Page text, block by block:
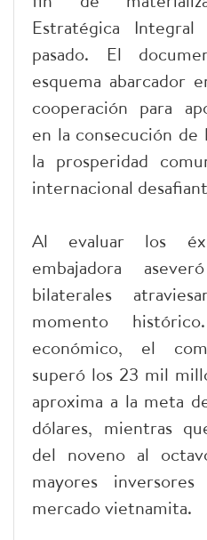
Estratégica
pasado. El
esquema abarcador
cooperación para
en la consecución de
la prosperidad
internacional
Al evaluar los
embajadora
bilaterales
momento
económico, el
superó los 23 mil
aproxima a la meta
dólares, mientras
del noveno al
mayores
mercado vietnamita.